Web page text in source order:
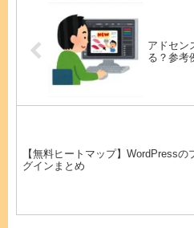
アドセン
る？参考
【無料ヒートマップ】WordPressの
グインまとめ